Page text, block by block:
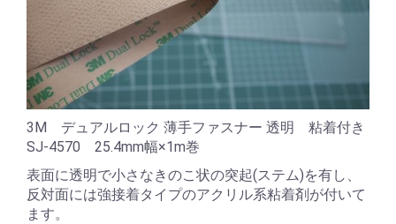
3M デュアルロック 薄手ファスナー 透明 粘着付き
SJ-4570 25.4mm幅×1m巻
表面に透明で小さなきのこ状の突起(ステム)を有し、
反対面には強接着タイプのアクリル系粘着剤が付いて
ます。